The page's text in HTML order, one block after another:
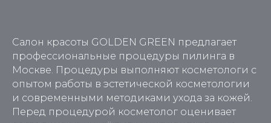
Салон красоты GOLDEN GREEN предлагает
профессиональные процедуры пилинга в
Москве. Процедуры выполняют косметологи с
опытом работы в эстетической косметологии
и современными методиками ухода за кожей.
Перед процедурой косметолог оценивает